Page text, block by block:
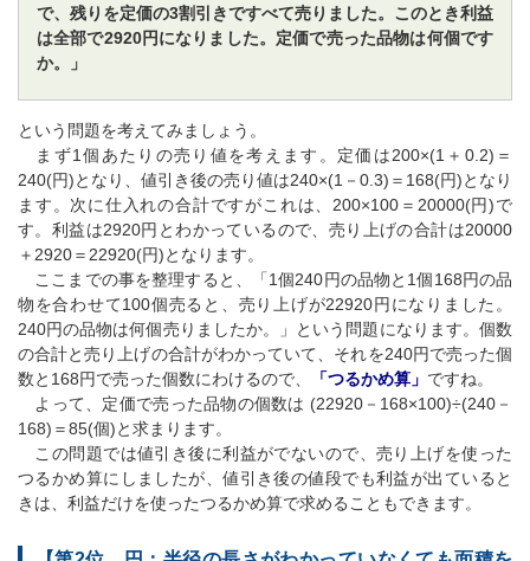
で、残りを定価の3割引きですべて売りました。このとき利益
は全部で2920円になりました。定価で売った品物は何個です
か。」
という問題を考えてみましょう。
まず1個あたりの売り値を考えます。定価は200×(1＋0.2)＝
240(円)となり、値引き後の売り値は240×(1－0.3)＝168(円)となり
ます。次に仕入れの合計ですがこれは、200×100＝20000(円)で
す。利益は2920円とわかっているので、売り上げの合計は20000
＋2920＝22920(円)となります。
ここまでの事を整理すると、「1個240円の品物と1個168円の品
物を合わせて100個売ると、売り上げが22920円になりました。
240円の品物は何個売りましたか。」という問題になります。個数
の合計と売り上げの合計がわかっていて、それを240円で売った個
数と168円で売った個数にわけるので、
「つるかめ算」 ですね。
よって、定価で売った品物の個数は (22920－168×100)÷(240－
168)＝85(個)と求まります。
この問題では値引き後に利益がでないので、売り上げを使った
つるかめ算にしましたが、値引き後の値段でも利益が出ていると
きは、利益だけを使ったつるかめ算で求めることもできます。